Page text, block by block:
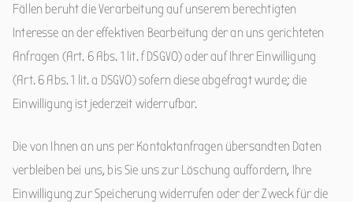
Fällen beruht die Verarbeitung auf unserem berechtigten
Interesse an der effektiven Bearbeitung der an uns gerichteten
Anfragen (Art. 6 Abs. 1 lit. f DSGVO) oder auf Ihrer Einwilligung
(Art. 6 Abs. 1 lit. a DSGVO) sofern diese abgefragt wurde; die
Einwilligung ist jederzeit widerrufbar.
Die von Ihnen an uns per Kontaktanfragen übersandten Daten
verbleiben bei uns, bis Sie uns zur Löschung auffordern, Ihre
Einwilligung zur Speicherung widerrufen oder der Zweck für die